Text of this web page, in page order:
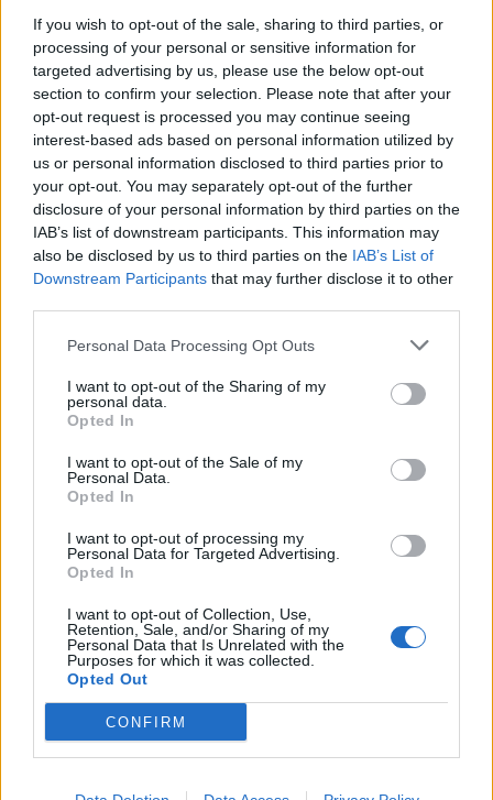
If you wish to opt-out of the sale, sharing to third parties, or
processing of your personal or sensitive information for
targeted advertising by us, please use the below opt-out
section to confirm your selection. Please note that after your
opt-out request is processed you may continue seeing
interest-based ads based on personal information utilized by
us or personal information disclosed to third parties prior to
your opt-out. You may separately opt-out of the further
disclosure of your personal information by third parties on the
IAB’s list of downstream participants. This information may
also be disclosed by us to third parties on the IAB’s List of
Downstream Participants that may further disclose it to other
Personal Data Processing Opt Outs
I want to opt-out of the Sharing of my
personal data.
Opted In
I want to opt-out of the Sale of my
Personal Data.
Opted In
I want to opt-out of processing my
Personal Data for Targeted Advertising.
Opted In
I want to opt-out of Collection, Use,
Retention, Sale, and/or Sharing of my
Personal Data that Is Unrelated with the
Purposes for which it was collected.
Opted Out
CONFIRM
også slå pappa, kommenterer Ann-Elin smilande.
Også Vepro-sjefen sjølv Nils Stråtveit var både glad og
imponert etter sigeren på Frakkagjerd.
– Eg ante ikkje at dei var så gode til å spele fotball. Dette var
veldig gøy å sjå på – rett og slett. Eg er både stolt og glad no,
nikkar han.
Då den fysiske biten var overstått, stod det grillmat på menyen.
Grillane hadde godgjort seg under kampen, og maten låg
allereie klar då spelarane strøymde på.
– No blir det godt med mat, nikka Gunnar idet han stilte seg i
Les meir om kampen i papirutgåva.
Sport
Mest lest siste syv dager
Sommerpraten
– Finner roen på hytta